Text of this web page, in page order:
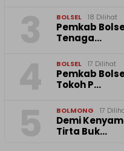
BOLSEL 18 Dilihat
Pemkab
Tenaga…
BOLSEL 17 Dilihat
Pemkab
Tokoh P…
BOLMONG 17
Demi
Tirta Buk…